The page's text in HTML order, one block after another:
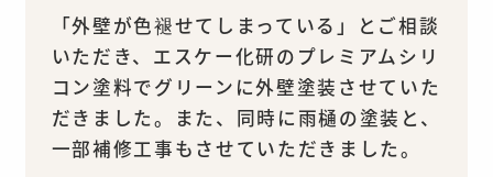
「外壁が色褪せてしまっている」とご相談
いただき、エスケー化研のプレミアムシリ
コン塗料でグリーンに外壁塗装させていた
だきました。また、同時に雨樋の塗装と、
一部補修工事もさせていただきました。